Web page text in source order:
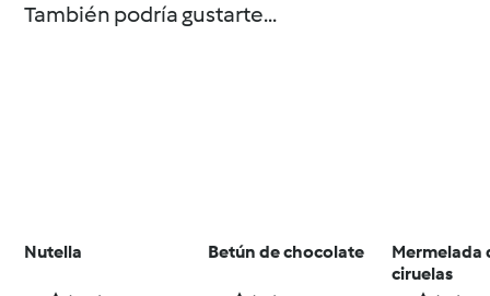
También podría gustarte...
Nutella Betún de chocolate
Mermelada
ciruelas